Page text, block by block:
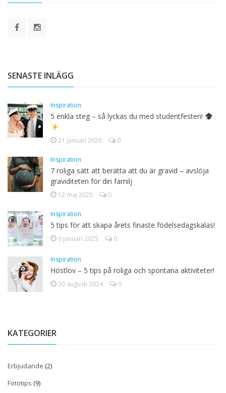
SENASTE INLÄGG
Inspiration
5 enkla steg – så lyckas du med studentfesten!
21 januari 2026 0
Inspiration
7 roliga sätt att berätta att du är gravid – avslöja
graviditeten för din familj
12 maj 2025 0
Inspiration
5 tips för att skapa årets finaste födelsedagskalas!
9 januari 2025 0
Inspiration
Höstlov – 5 tips på roliga och spontana aktiviteter!
30 augusti 2024 0
KATEGORIER
Erbjudande (2)
Fototips (9)